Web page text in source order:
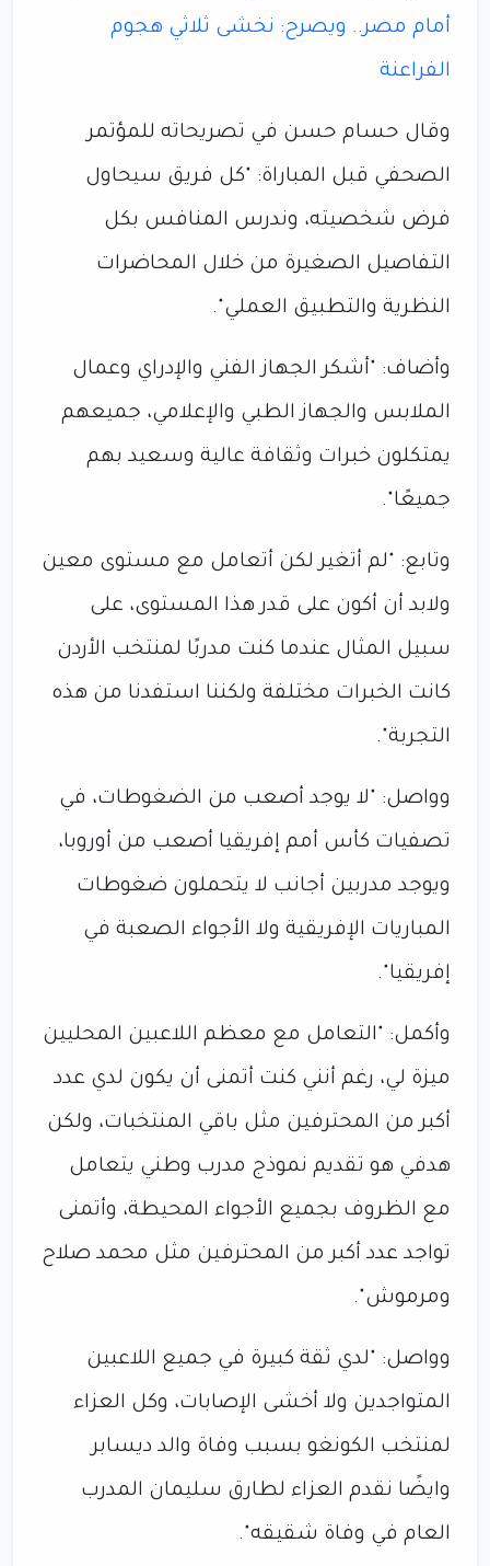
أمام مصر.. ويصرح: نخشى ثلاثي هجوم
الفراعنة
وقال حسام حسن في تصريحاته للمؤتمر
الصحفي قبل المباراة: "كل فريق سيحاول
فرض شخصيته، وندرس المنافس بكل
التفاصيل الصغيرة من خلال المحاضرات
النظرية والتطبيق العملي".
وأضاف: "أشكر الجهاز الفني والإدراي وعمال
الملابس والجهاز الطبي والإعلامي، جميعهم
يمتكلون خبرات وثقافة عالية وسعيد بهم
جميعًا".
وتابع: "لم أتغير لكن أتعامل مع مستوى معين
ولابد أن أكون على قدر هذا المستوى، على
سبيل المثال عندما كنت مدربًا لمنتخب الأردن
كانت الخبرات مختلفة ولكننا استفدنا من هذه
التجربة".
وواصل: "لا يوجد أصعب من الضغوطات، في
تصفيات كأس أمم إفريقيا أصعب من أوروبا،
ويوجد مدربين أجانب لا يتحملون ضغوطات
المباريات الإفريقية ولا الأجواء الصعبة في
إفريقيا".
وأكمل: "التعامل مع معظم اللاعبين المحليين
ميزة لي، رغم أنني كنت أتمنى أن يكون لدي عدد
أكبر من المحترفين مثل باقي المنتخبات، ولكن
هدفي هو تقديم نموذج مدرب وطني يتعامل
مع الظروف بجميع الأجواء المحيطة، وأتمنى
تواجد عدد أكبر من المحترفين مثل محمد صلاح
ومرموش".
وواصل: "لدي ثقة كبيرة في جميع اللاعبين
المتواجدين ولا أخشى الإصابات، وكل العزاء
لمنتخب الكونغو بسبب وفاة والد ديسابر
وايضًا نقدم العزاء لطارق سليمان المدرب
العام في وفاة شقيقه".